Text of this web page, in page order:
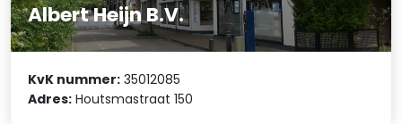
Albert Heijn B.V.
KvK nummer: 35012085
Adres: Houtsmastraat 150